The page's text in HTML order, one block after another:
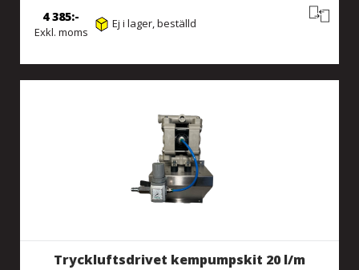
Exkl. moms
4 385 Ej i lager, beställd
Tryckluftsdrivet kempumpskit 20 l/m